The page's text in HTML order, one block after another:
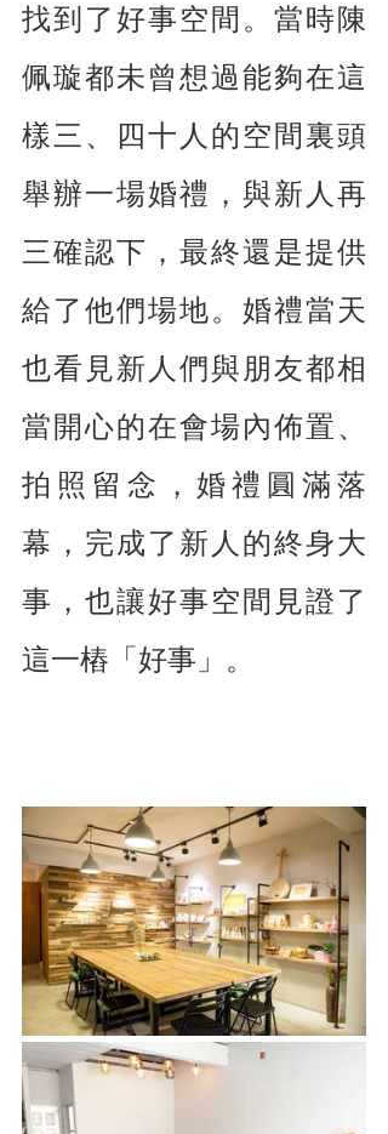
找到了好事空間。當時陳
佩璇都未曾想過能夠在這
樣三、四十人的空間裏頭
舉辦一場婚禮，與新人再
三確認下，最終還是提供
給了他們場地。婚禮當天
也看見新人們與朋友都相
當開心的在會場內佈置、
拍照留念，婚禮圓滿落
幕，完成了新人的終身大
事，也讓好事空間見證了
這一樁「好事」。